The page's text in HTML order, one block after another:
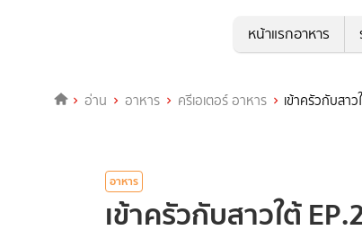
หน้าแรกอาหาร
อ่าน อาหาร ครีเอเตอร์ อาหาร เข้าครัวกับสา
อาหาร
เข้าครัวกับสาวใต้